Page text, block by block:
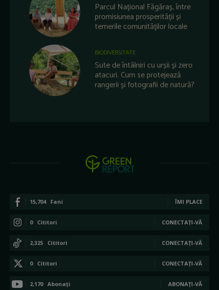
Parcul Național Făgăraș, între
promisiunea prosperității și
temerile comunităților locale
BIODIVERSITATE
Sute de întâlniri cu urșii și zero
atacuri. Cum se protejează
rangerii și fotografii de natură?
15,704 Fani ÎMI PLACE
0 Cititori CONECTAȚI-VĂ
2,325 Cititori CONECTAȚI-VĂ
0 Cititori CONECTAȚI-VĂ
2,170 Abonați ABONAȚI-VĂ